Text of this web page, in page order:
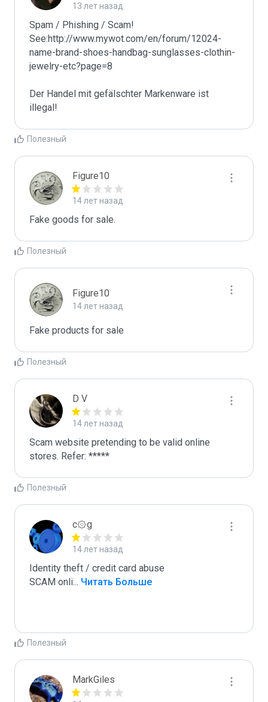
13 лет назад
Spam / Phishing / Scam!
See:http://www.mywot.com/en/forum/12024-
name-brand-shoes-handbag-sunglasses-clothin-
jewelry-etc?page=8
Der Handel mit gefälschter Markenware ist
illegal!
Полезный
Figure10
14 лет назад
Fake goods for sale.
Полезный
Figure10
14 лет назад
Fake products for sale
Полезный
D V
14 лет назад
Scam website pretending to be valid online
stores. Refer: *****
Полезный
c۞g
14 лет назад
Identity theft / credit card abuse
SCAM onli... Читать Больше
Полезный
MarkGiles